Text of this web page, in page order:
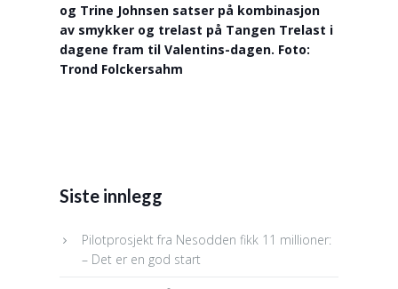
og Trine Johnsen satser på kombinasjon
av smykker og trelast på Tangen Trelast i
dagene fram til Valentins-dagen. Foto:
Trond Folckersahm
Siste innlegg
Pilotprosjekt fra Nesodden fikk 11 millioner:
– Det er en god start